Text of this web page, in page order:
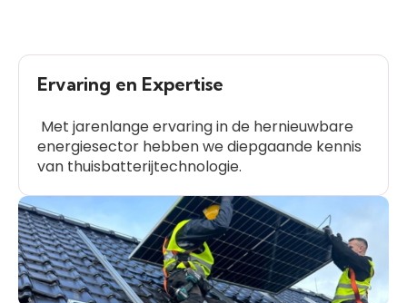
Ervaring en Expertise
Met jarenlange ervaring in de hernieuwbare
energiesector hebben we diepgaande kennis
van thuisbatterijtechnologie.